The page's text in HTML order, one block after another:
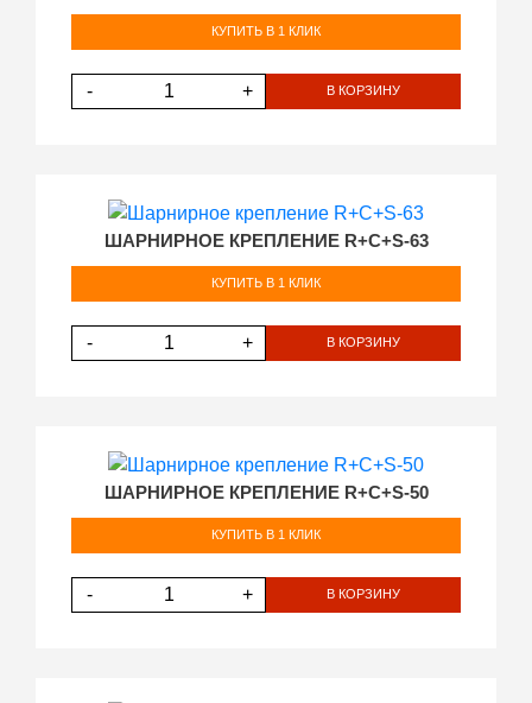
КУПИТЬ В 1 КЛИК
- + В КОРЗИНУ
ШАРНИРНОЕ КРЕПЛЕНИЕ R+C+S-63
КУПИТЬ В 1 КЛИК
- + В КОРЗИНУ
ШАРНИРНОЕ КРЕПЛЕНИЕ R+C+S-50
КУПИТЬ В 1 КЛИК
- + В КОРЗИНУ